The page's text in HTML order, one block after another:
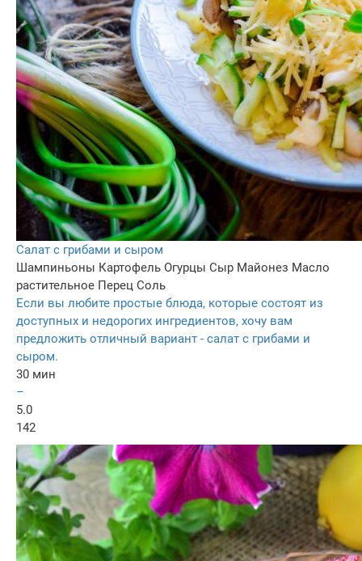
Салат с грибами и сыром
Шампиньоны Картофель Огурцы Сыр Майонез Масло
растительное Перец Соль
Если вы любите простые блюда, которые состоят из
доступных и недорогих ингредиентов, хочу вам
предложить отличный вариант - салат с грибами и
сыром.
30 мин
–
5.0
142